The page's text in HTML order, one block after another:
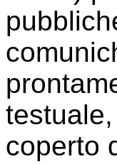
coperto